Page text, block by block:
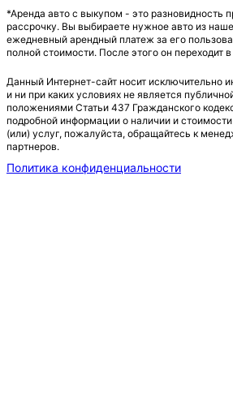
*Аренда авто с выкупом - это разновидность
рассрочку. Вы выбираете нужное авто из
ежедневный арендный платеж за его
полной стоимости. После этого он переходит
Данный Интернет-сайт носит исключительно
и ни при каких условиях не является
положениями Статьи 437 Гражданского
подробной информации о наличии и
(или) услуг, пожалуйста, обращайтесь к
партнеров.
Политика конфиденциальности